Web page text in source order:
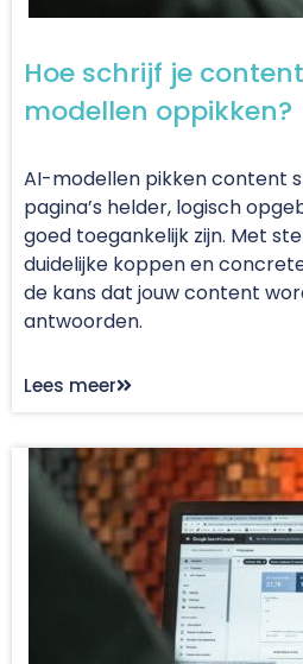
Hoe schrijf je
modellen oppikken?
AI-modellen pikken content
pagina’s helder, logisch
goed toegankelijk zijn. Met
duidelijke koppen en
de kans dat jouw content
antwoorden.
Lees meer